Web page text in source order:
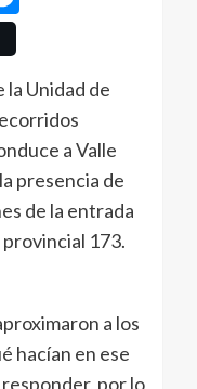
Unidad de
a Valle
presencia de
de la entrada
173.
a los
hacían en ese
por lo